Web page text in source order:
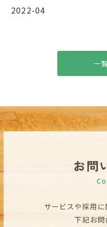
2022-04
一
お問
サービスや採用
下記お問